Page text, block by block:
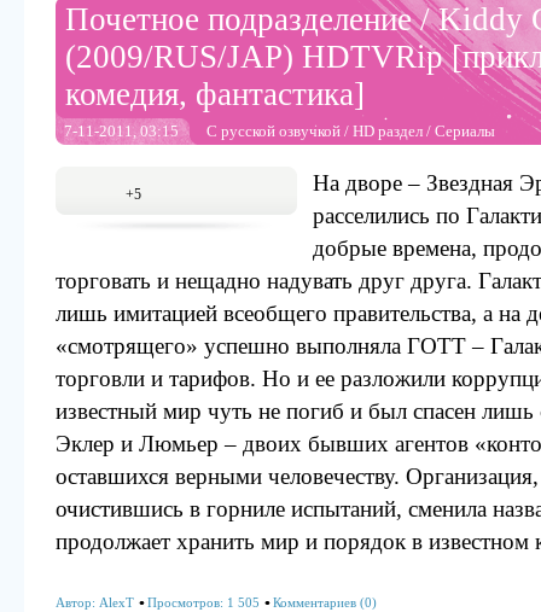
Почетное подразделение / Kiddy
(2009/RUS/JAP) HDTVRip
комедия, фантастика]
7-11-2011, 03:15 С русской озвучкой / HD раздел / Сериалы
+5
На дворе – Звездная
расселились по
добрые времена,
торговать и нещадно надувать друг друга.
лишь имитацией всеобщего правительства, а на
«смотрящего» успешно выполняла ГОТТ –
торговли и тарифов. Но и ее разложили
известный мир чуть не погиб и был спасен
Эклер и Люмьер – двоих бывших агентов
оставшихся верными человечеству.
очистившись в горниле испытаний, сменила
продолжает хранить мир и порядок в известном
Автор: AlexT Просмотров: 1 505 Комментариев (0)